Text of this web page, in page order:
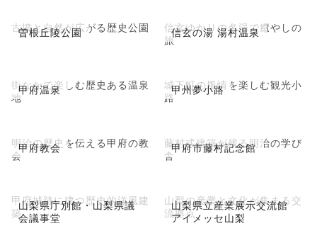
曽根丘陵公園
古墳と自然が広がる歴史公園 信玄の湯 湯村温泉
信玄ゆかりの名湯で癒やしの
旅
甲府温泉
街なかで楽しむ歴史ある温泉
地
甲州夢小路
城下町の風情を楽しむ観光小
路
甲府教会
明治の歴史を伝える甲府の教
会
甲府市藤村記念館
藤村式建築が残る明治の学び
舎
山梨県庁別館・山梨県議
会議事堂
甲府城跡に建つ歴史的洋風建
築
山梨県立産業展示交流館
アイメッセ山梨
山梨の産業と文化が集まる交
流拠点